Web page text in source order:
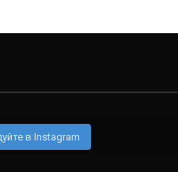
в Instagram